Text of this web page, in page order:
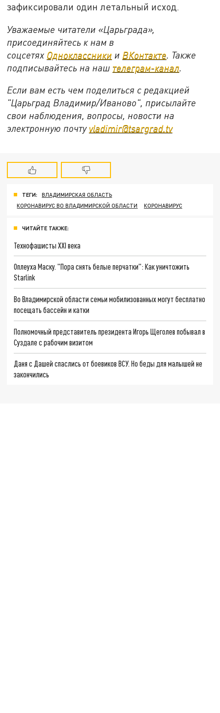
зафиксировали один летальный исход.
Уважаемые читатели «Царьграда»,
присоединяйтесь к нам в
соцсетях Одноклассники и ВКонтакте . Также
подписывайтесь на наш телеграм-канал
Если вам есть чем поделиться с редакцией
"Царьград Владимир/Иваново", присылайте
свои наблюдения, вопросы, новости на
электронную почту vladimir@tsargrad.tv
ТЕГИ:
ВЛАДИМИРСКАЯ ОБЛАСТЬ
КОРОНАВИРУС ВО ВЛАДИМИРСКОЙ ОБЛАСТИ
КОРОНАВИРУС
ЧИТАЙТЕ ТАКЖЕ:
Технофашисты XXI века
Оплеуха Маску. "Пора снять белые перчатки": Как уничтожить
Starlink
Во Владимирской области семьи мобилизованных могут бесплатно
посещать бассейн и катки
Полномочный представитель президента Игорь Щеголев побывал в
Суздале с рабочим визитом
Даня с Дашей спаслись от боевиков ВСУ. Но беды для малышей не
закончились